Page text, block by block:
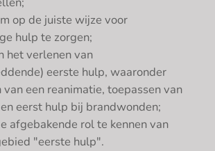
op de juiste wijze voor
hulp te zorgen;
het verlenen van
eerste hulp, waaronder
van een reanimatie, toepassen van
eerst hulp bij brandwonden;
afgebakende rol te kennen van
"eerste hulp".